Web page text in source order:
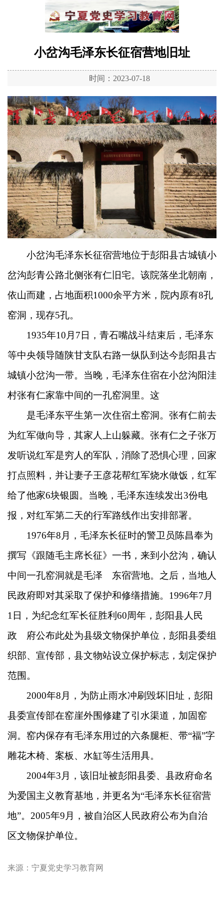
小岔沟毛泽东长征宿营地旧址
时间：2023-07-18
小岔沟毛泽东长征宿营地位于彭阳县古城镇小
岔沟彭青公路北侧张有仁旧宅。该院落坐北朝南，
依山而建，占地面积1000余平方米，院内原有8孔
窑洞，现存5孔。
1935年10月7日，青石嘴战斗结束后，毛泽东
等中央领导随陕甘支队右路一纵队到达今彭阳县古
城镇小岔沟一带。当晚，毛泽东住宿在小岔沟阳洼
村张有仁家靠中间的一孔窑洞里。这
是毛泽东平生第一次住宿土窑洞。张有仁前去
为红军做向导，其家人上山躲藏。张有仁之子张万
发听说红军是穷人的军队，消除了恐惧心理，回家
打点照料，并让妻子王彦花帮红军烧水做饭，红军
给了他家6块银圆。当晚，毛泽东连续发出3份电
报，对红军第二天的行军路线作出安排部署。
1976年8月，毛泽东长征时的警卫员陈昌奉为
撰写《跟随毛主席长征》一书，来到小岔沟，确认
中间一孔窑洞就是毛泽 东宿营地。之后，当地人
民政府即对其采取了保护和修缮措施。1996年7月
1日，为纪念红军长征胜利60周年，彭阳县人民
政 府公布此处为县级文物保护单位，彭阳县委组
织部、宣传部，县文物站设立保护标志，划定保护
范围。
2000年8月，为防止雨水冲刷毁坏旧址，彭阳
县委宣传部在窑崖外围修建了引水渠道，加固窑
洞。窑内保存有毛泽东用过的六条腿柜、带“福”字
雕花木椅、案板、水缸等生活用具。
2004年3月，该旧址被彭阳县委、县政府命名
为爱国主义教育基地，并更名为“毛泽东长征宿营
地”。2005年9月，被自治区人民政府公布为自治
区文物保护单位。
来源： 宁夏党史学习教育网